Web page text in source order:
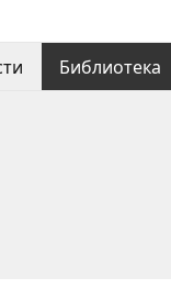
Библиотека